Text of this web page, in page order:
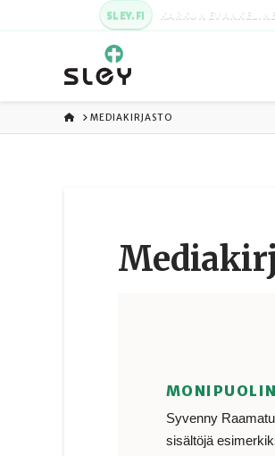
SLEY.FI KARKUN
ETUSIVU
MEDIAKIRJASTO
Syvenny
sisältöjä